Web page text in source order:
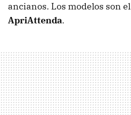
ancianos. Los modelos son el
ApriAttenda.